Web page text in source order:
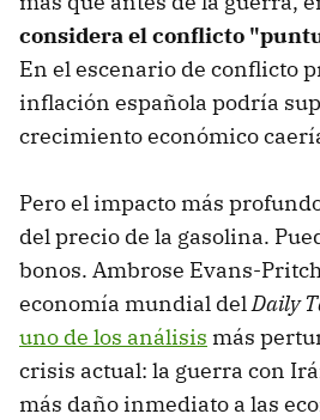
considera el conflicto
En el escenario de conflicto
inflación española podría
crecimiento económico
Pero el impacto más
del precio de la gasolina.
bonos. Ambrose Evans-
economía mundial delDaily
uno de los análisis más
crisis actual: la guerra con
más daño inmediato a las